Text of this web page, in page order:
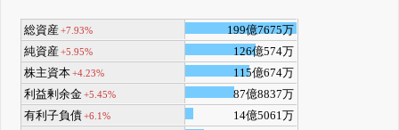
総資産+7.93%
199億7675万
純資産+5.95%
126億574万
株主資本+4.23%
115億674万
利益剰余金+5.45%
87億8837万
有利子負債+6.1%
14億5061万